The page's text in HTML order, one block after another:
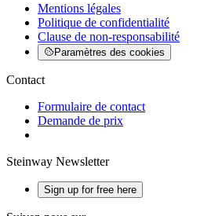
Mentions légales
Politique de confidentialité
Clause de non-responsabilité
Paramètres des cookies
Contact
Formulaire de contact
Demande de prix
Steinway Newsletter
Sign up for free here